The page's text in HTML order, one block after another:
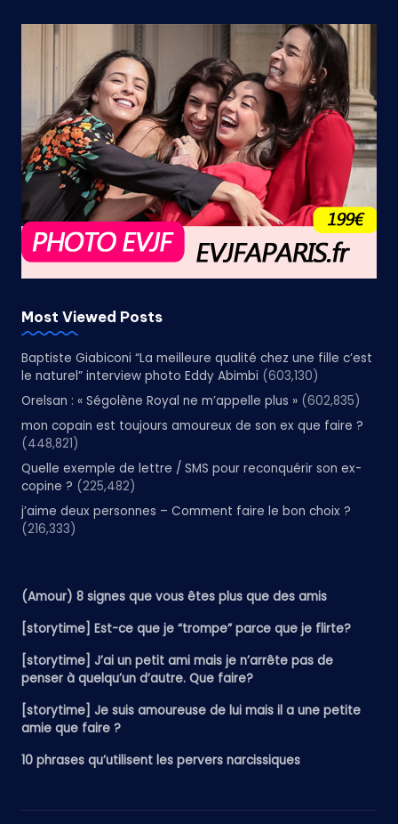
Most Viewed Posts
Baptiste Giabiconi “La meilleure qualité chez une fille c’est
le naturel” interview photo Eddy Abimbi (603,130)
Orelsan : « Ségolène Royal ne m’appelle plus » (602,835)
mon copain est toujours amoureux de son ex que faire ?
(448,821)
Quelle exemple de lettre / SMS pour reconquérir son ex-
copine ? (225,482)
j’aime deux personnes – Comment faire le bon choix ?
(216,333)
(Amour) 8 signes que vous êtes plus que des amis
[storytime] Est-ce que je “trompe” parce que je flirte?
[storytime] J’ai un petit ami mais je n’arrête pas de
penser à quelqu’un d’autre. Que faire?
[storytime] Je suis amoureuse de lui mais il a une petite
amie que faire ?
10 phrases qu’utilisent les pervers narcissiques